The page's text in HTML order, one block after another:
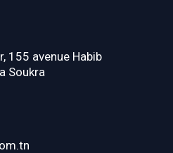
155 avenue Habib
Soukra